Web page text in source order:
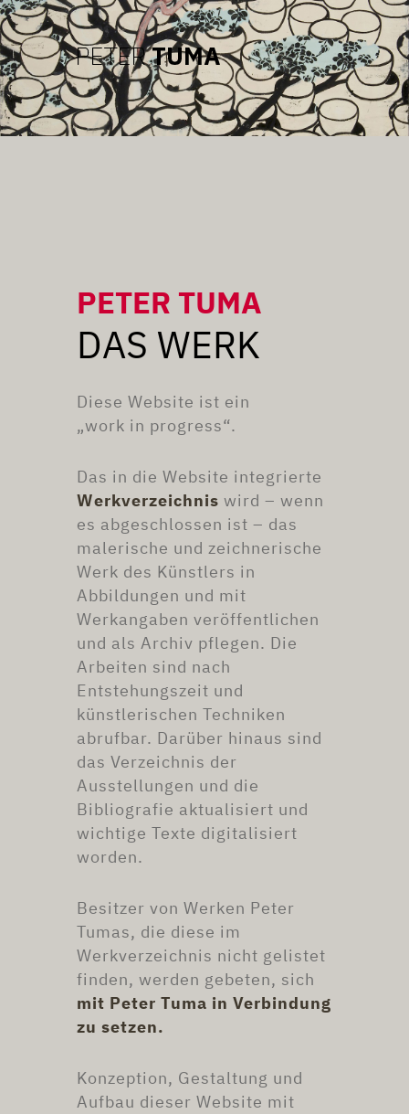
PETER TUMA
DAS WERK
Diese Website ist ein
„work in progress“.
Das in die Website integrierte
Werkverzeichnis wird – wenn
es abgeschlossen ist – das
malerische und zeichnerische
Werk des Künstlers in
Abbildungen und mit
Werkangaben veröffentlichen
und als Archiv pflegen. Die
Arbeiten sind nach
Entstehungszeit und
künstlerischen Techniken
abrufbar. Darüber hinaus sind
das Verzeichnis der
Ausstellungen und die
Bibliografie aktualisiert und
wichtige Texte digitalisiert
worden.
Besitzer von Werken Peter
Tumas, die diese im
Werkverzeichnis nicht gelistet
finden, werden gebeten, sich
mit Peter Tuma in Verbindung
zu setzen.
Konzeption, Gestaltung und
Aufbau dieser Website mit